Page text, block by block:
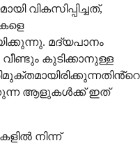
വികസിപ്പിച്ചത്,
മദ്യപാനം
വീണ്ടും കുടിക്കാനുള്ള
ആളുകൾക്ക് ഇത്
നിന്ന്